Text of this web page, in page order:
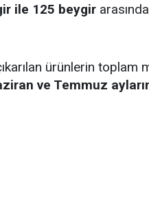
ile 125 beygir
ürünlerin toplam
ve Temmuz